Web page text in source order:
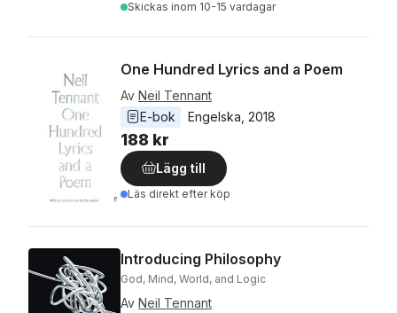
Skickas inom 10-15 vardagar
One Hundred Lyrics and a Poem
Av Neil Tennant
E-bok
Engelska 2018
188 kr
Lägg till
Läs direkt efter köp
Introducing Philosophy
God, Mind, World, and Logic
Av Neil Tennant